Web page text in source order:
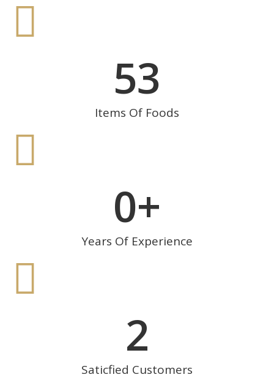
Items Of Foods
53
Years Of Experience
0+
Saticfied Customers
2